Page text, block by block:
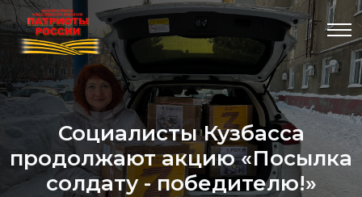
Социалисты Кузбасса
продолжают акцию «Посылка
солдату - победителю!»